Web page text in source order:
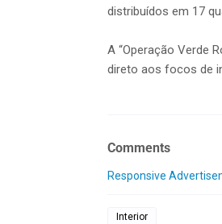
distribuídos em 17
A “Operação Verde
direto aos focos de
Comments
Responsive
Interior